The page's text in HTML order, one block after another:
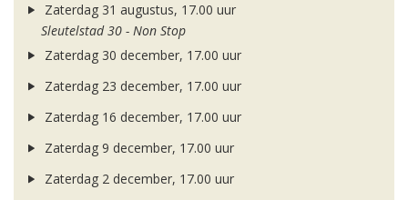
Zaterdag 31 augustus, 17.00 uur
Sleutelstad 30 - Non Stop
Zaterdag 30 december, 17.00 uur
Zaterdag 23 december, 17.00 uur
Zaterdag 16 december, 17.00 uur
Zaterdag 9 december, 17.00 uur
Zaterdag 2 december, 17.00 uur